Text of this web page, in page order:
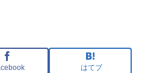
はてブ